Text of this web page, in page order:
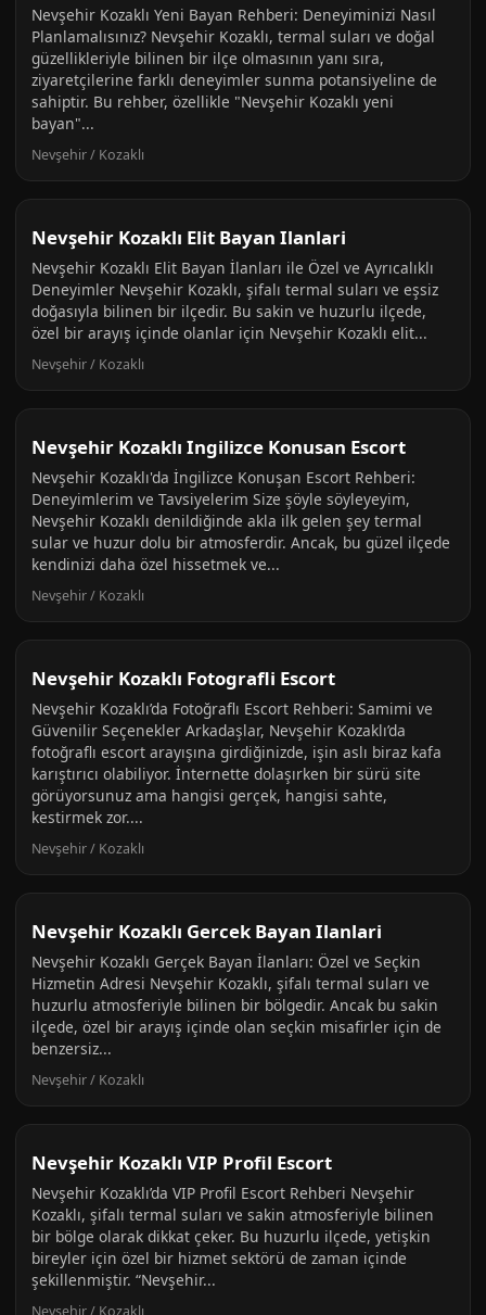
Nevşehir Kozaklı Yeni Bayan Rehberi: Deneyiminizi Nasıl
Planlamalısınız? Nevşehir Kozaklı, termal suları ve doğal
güzellikleriyle bilinen bir ilçe olmasının yanı sıra,
ziyaretçilerine farklı deneyimler sunma potansiyeline de
sahiptir. Bu rehber, özellikle "Nevşehir Kozaklı yeni
bayan"...
Nevşehir / Kozaklı
Nevşehir Kozaklı Elit Bayan Ilanlari
Nevşehir Kozaklı Elit Bayan İlanları ile Özel ve Ayrıcalıklı
Deneyimler Nevşehir Kozaklı, şifalı termal suları ve eşsiz
doğasıyla bilinen bir ilçedir. Bu sakin ve huzurlu ilçede,
özel bir arayış içinde olanlar için Nevşehir Kozaklı elit...
Nevşehir / Kozaklı
Nevşehir Kozaklı Ingilizce Konusan Escort
Nevşehir Kozaklı'da İngilizce Konuşan Escort Rehberi:
Deneyimlerim ve Tavsiyelerim Size şöyle söyleyeyim,
Nevşehir Kozaklı denildiğinde akla ilk gelen şey termal
sular ve huzur dolu bir atmosferdir. Ancak, bu güzel ilçede
kendinizi daha özel hissetmek ve...
Nevşehir / Kozaklı
Nevşehir Kozaklı Fotografli Escort
Nevşehir Kozaklı’da Fotoğraflı Escort Rehberi: Samimi ve
Güvenilir Seçenekler Arkadaşlar, Nevşehir Kozaklı’da
fotoğraflı escort arayışına girdiğinizde, işin aslı biraz kafa
karıştırıcı olabiliyor. İnternette dolaşırken bir sürü site
görüyorsunuz ama hangisi gerçek, hangisi sahte,
kestirmek zor....
Nevşehir / Kozaklı
Nevşehir Kozaklı Gercek Bayan Ilanlari
Nevşehir Kozaklı Gerçek Bayan İlanları: Özel ve Seçkin
Hizmetin Adresi Nevşehir Kozaklı, şifalı termal suları ve
huzurlu atmosferiyle bilinen bir bölgedir. Ancak bu sakin
ilçede, özel bir arayış içinde olan seçkin misafirler için de
benzersiz...
Nevşehir / Kozaklı
Nevşehir Kozaklı VIP Profil Escort
Nevşehir Kozaklı’da VIP Profil Escort Rehberi Nevşehir
Kozaklı, şifalı termal suları ve sakin atmosferiyle bilinen
bir bölge olarak dikkat çeker. Bu huzurlu ilçede, yetişkin
bireyler için özel bir hizmet sektörü de zaman içinde
şekillenmiştir. “Nevşehir...
Nevşehir / Kozaklı